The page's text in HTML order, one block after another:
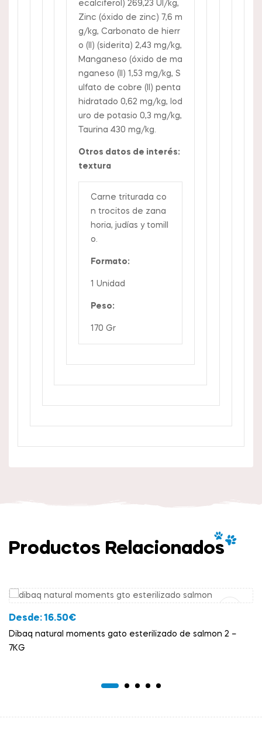
ecalciferol) 269,23 UI/kg,
Zinc (óxido de zinc) 7,6 m
g/kg, Carbonato de hierr
o (II) (siderita) 2,43 mg/kg,
Manganeso (óxido de ma
nganeso (II) 1,53 mg/kg, S
ulfato de cobre (II) penta
hidratado 0,62 mg/kg, Iod
uro de potasio 0,3 mg/kg,
Taurina 430 mg/kg.
Otros datos de interés:
textura
Carne triturada co
n trocitos de zana
horia, judías y tomill
o.
Formato:
1 Unidad
Peso:
170 Gr
Productos Relacionados
Desde:16.50€
Dibaq natural moments gato esterilizado de salmon 2 –
7KG